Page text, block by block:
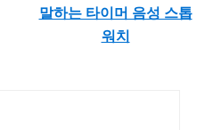
말하는 타이머 음성 스톱
워치